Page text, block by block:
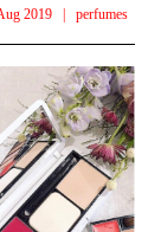
2019 perfumes